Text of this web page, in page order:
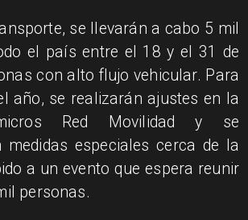
se llevarán a cabo 5 mil
el país entre el 18 y el 31 de
con alto flujo vehicular. Para
año, se realizarán ajustes en la
Red Movilidad y se
medidas especiales cerca de la
a un evento que espera reunir
personas.